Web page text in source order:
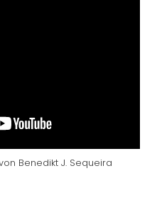
Benedikt J. Sequeira